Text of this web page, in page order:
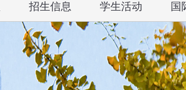
招生信息 学生活动 国